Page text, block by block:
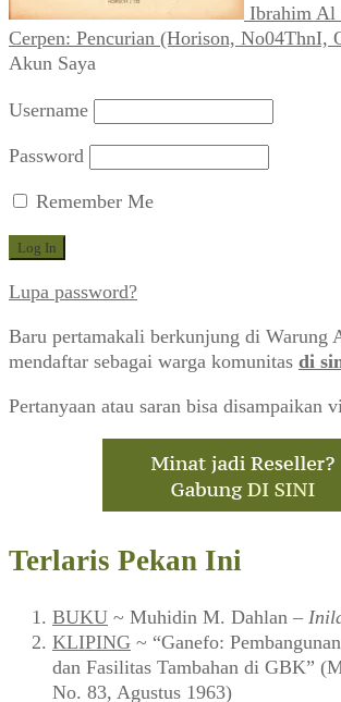
Ibrahim Al
Cerpen: Pencurian (Horison, No04ThnI,
Akun Saya
Username
Password
Remember Me
Lupa password?
Baru pertamakali berkunjung di Warung
mendaftar sebagai warga komunitas di
Pertanyaan atau saran bisa disampaikan
Terlaris Pekan Ini
BUKU ~ Muhidin M. Dahlan –
KLIPING ~ “Ganefo:
dan Fasilitas Tambahan di GBK”
No. 83, Agustus 1963)